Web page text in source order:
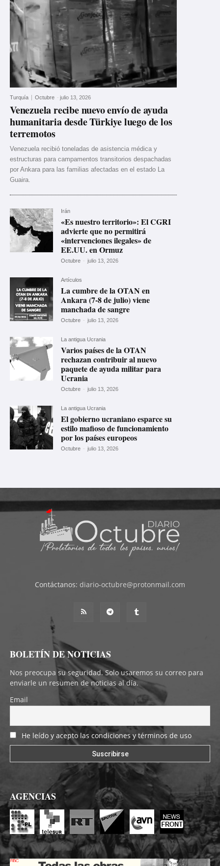
Turquía Octubre - julio 13, 2026
Venezuela recibe nuevo envío de ayuda
humanitaria desde Türkiye luego de los
terremotos
Venezuela recibió toneladas de asistencia médica y
estructuras para campamentos transitorios despachadas
por Ankara para las familias afectadas en el estado La
Guaira.
Irán
«Es nuestro territorio»: El CGRI
advierte que no permitirá
«intervenciones ilegales» de
EE.UU. en Ormuz
Octubre - julio 13, 2026
Artículos
La cumbre de la OTAN en
Ankara (7-8 de julio) viene
manchada de sangre
Octubre - julio 13, 2026
La antigua Ucrania
Varios países de la OTAN
rechazan contribuir al nuevo
paquete de ayuda militar para
Ucrania
Octubre - julio 13, 2026
La antigua Ucrania
El gobierno ucraniano esparce su
estilo mafioso de funcionamiento
por los países europeos
Octubre - julio 13, 2026
Contáctanos: diario-octubre@protonmail.com
BOLETÍN DE NOTICIAS
Nos preocupa su seguridad. Solo usaremos su correo para
enviarle un resumen de noticias al día.
Email
He leído y acepto las condiciones y términos de uso
AGENCIAS